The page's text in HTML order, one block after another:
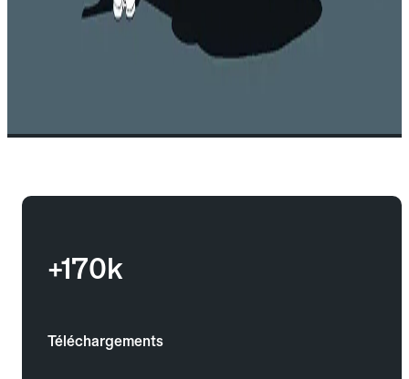
+170k
Téléchargements